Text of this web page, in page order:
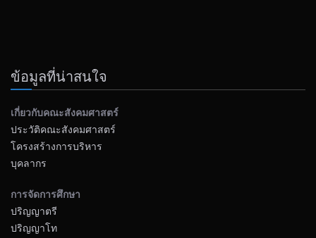
ข้อมูลที่น่าสนใจ
เกี่ยวกับคณะสังคมศาสตร์
ประวัติคณะสังคมศาสตร์
โครงสร้างการบริหาร
บุคลากร
การจัดการศึกษา
ปริญญาตรี
ปริญญาโท